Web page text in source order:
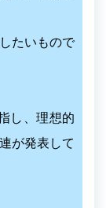
たいもので
し、理想的
が発表して